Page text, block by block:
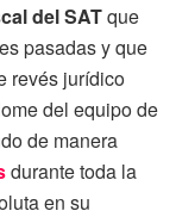
del SATque
pasadas y que
revés jurídico
del equipo de
de manera
durante toda la
en su